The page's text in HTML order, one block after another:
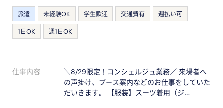
派遣 未経験OK 学生歓迎 交通費有 週払い可
1日OK 週1日OK
仕事内容
＼8/29限定！コンシェルジュ業務／ 来場者へ
の声掛け、ブース案内などのお仕事をしていた
だいきます。 【服装】スーツ着用（ジ…